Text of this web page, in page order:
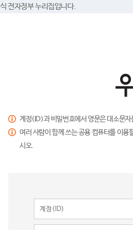
전자정부 누리집입니다.
계정(ID)과 비밀번호에서 영문은 대소문
여러 사람이 함께 쓰는 공용 컴퓨터를 이
시오.